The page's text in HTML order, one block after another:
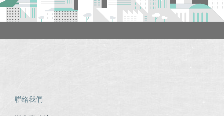
聯絡我們